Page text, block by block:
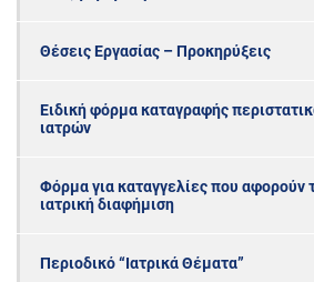
Θέσεις Εργασίας – Προκηρύξεις
Ειδική φόρμα καταγραφής
ιατρών
Φόρμα για καταγγελίες που αφορούν
ιατρική διαφήμιση
Περιοδικό “Ιατρικά Θέματα”